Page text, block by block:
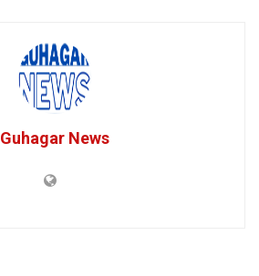
Guhagar News